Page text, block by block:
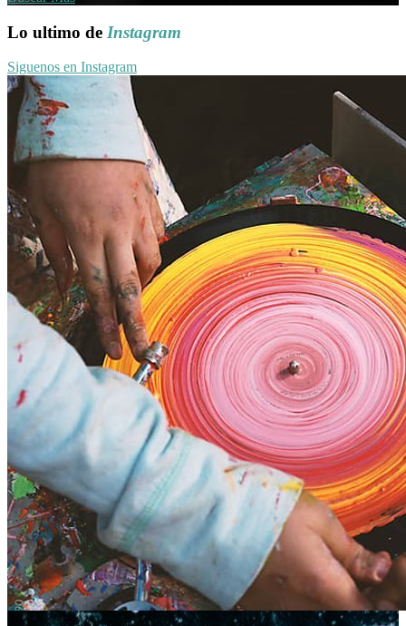
Lo ultimo de Instagram
Siguenos en Instagram